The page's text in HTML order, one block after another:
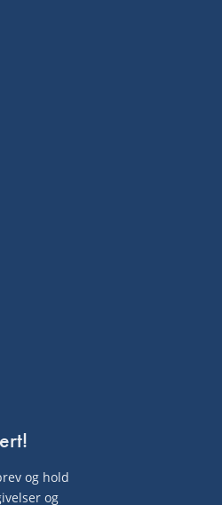
og hold
og